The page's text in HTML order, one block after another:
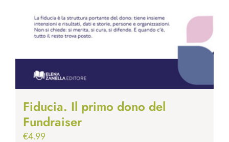
Fiducia. Il primo dono del
Fundraiser
€4.99